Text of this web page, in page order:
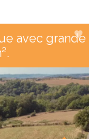
avec grande